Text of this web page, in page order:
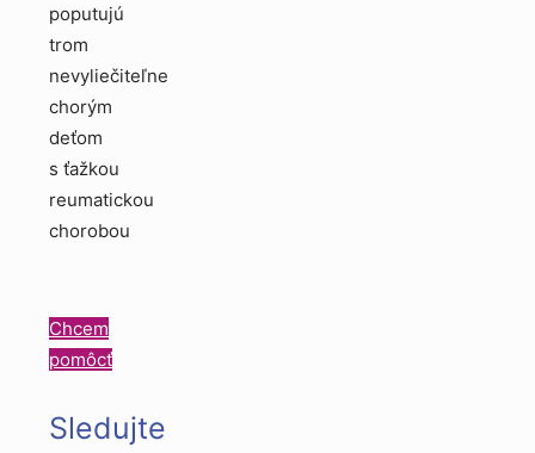
poputujú
trom
nevyliečiteľne
chorým
deťom
s ťažkou
reumatickou
chorobou
Chcem
pomôcť
Sledujte